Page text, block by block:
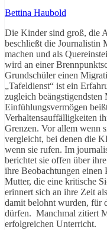
Bettina Haubold
Die Kinder sind groß, die
beschließt die Journalistin
machen und als
wird an einer
Grundschüler einen
„Tafeldienst“ ist ein
zugleich
Einfühlungsvermögen
Verhaltensauffälligkeiten
Grenzen. Vor allem wenn
vergleicht, bei denen die
wenn sie rufen. Im
berichtet sie offen über
ihre Beobachtungen einen
Mutter, die eine kritische
erinnert sich an ihre Zeit
damit belohnt wurden, für
dürfen. Manchmal zitiert
erfolgreichen Unterricht.